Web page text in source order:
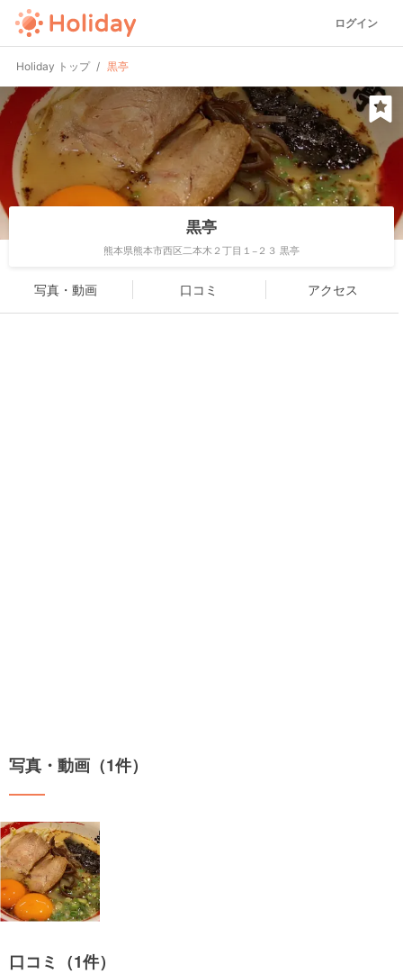
ログイン
Holiday トップ 黒亭
黒亭
熊本県熊本市西区二本木２丁目１−２３ 黒亭
写真・動画 口コミ アクセス
写真・動画（1件）
口コミ（1件）